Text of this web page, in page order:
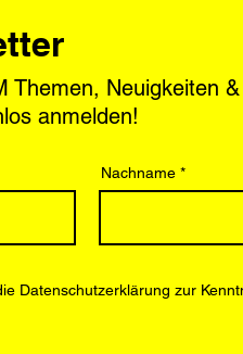
Themen, Neuigkeiten
anmelden!
Nachname
Datenschutzerklärung zur